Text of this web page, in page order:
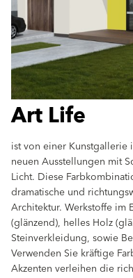
Art Life
ist von einer Kunstgallerie
neuen Ausstellungen mit
Licht. Diese
dramatische und
Architektur. Werkstoffe im
(glänzend), helles Holz
Steinverkleidung, sowie
Verwenden Sie kräftige
Akzenten verleihen die